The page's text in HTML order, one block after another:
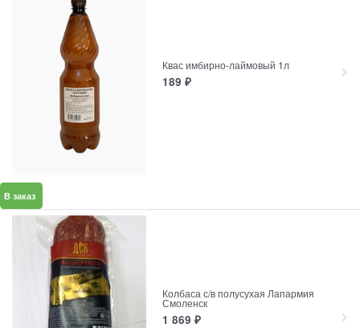
Квас имбирно-лаймовый 1л
189 ₽
В заказ
Колбаса с/в полусухая Лапармия
Смоленск
1 869 ₽